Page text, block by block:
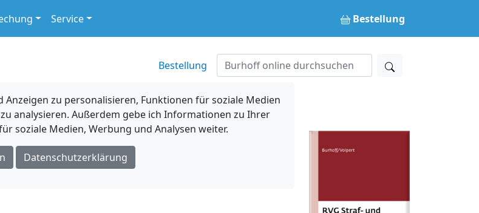
Service Bestellung
Bestellung
zu personalisieren, Funktionen für soziale Medien
analysieren. Außerdem gebe ich Informationen zu Ihrer
soziale Medien, Werbung und Analysen weiter.
Datenschutzerklärung